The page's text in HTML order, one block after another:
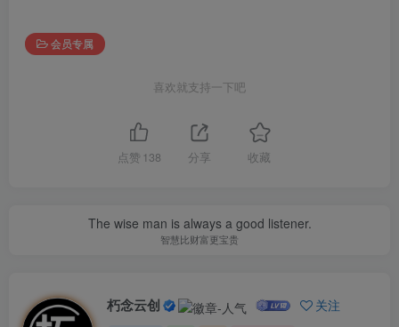
会员专属
喜欢就支持一下吧
点赞 138 分享 收藏
The wise man is always a good listener.
智慧比财富更宝贵
朽念云创 关注